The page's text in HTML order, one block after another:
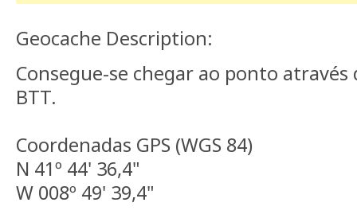
Geocache Description:
Consegue-se chegar ao ponto através
BTT.
Coordenadas GPS (WGS 84)
N 41º 44' 36,4"
W 008º 49' 39,4"